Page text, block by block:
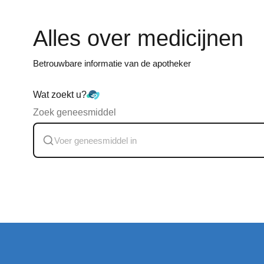
Alles over medicijnen
Betrouwbare informatie van de apotheker
Wat zoekt u?
Zoek geneesmiddel